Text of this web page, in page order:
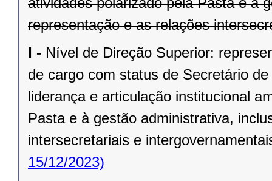
representação e as relações
I - Nível de Direção Superior:
de cargo com status de Secretário
liderança e articulação institucional
Pasta e à gestão administrativa,
intersecretariais e
15/12/2023)